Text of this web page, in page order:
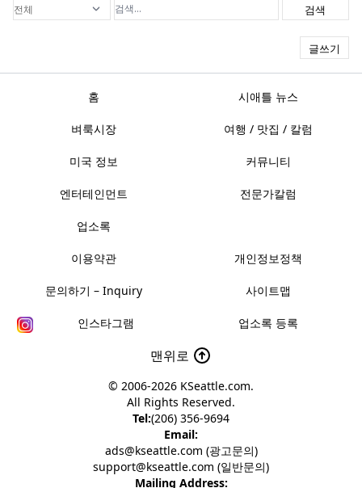
검색
글쓰기
홈 시애틀 뉴스
벼룩시장 여행 / 맛집 / 칼럼
미국 정보 커뮤니티
엔터테인먼트 전문가칼럼
업소록
이용약관 개인정보정책
문의하기 – Inquiry 사이트맵
인스타그램 업소록 등록
맨위로
© 2006-2026 KSeattle.com.
All Rights Reserved.
Tel:(206) 356-9694
Email:
ads@kseattle.com (광고문의)
support@kseattle.com (일반문의)
Mailing Address: